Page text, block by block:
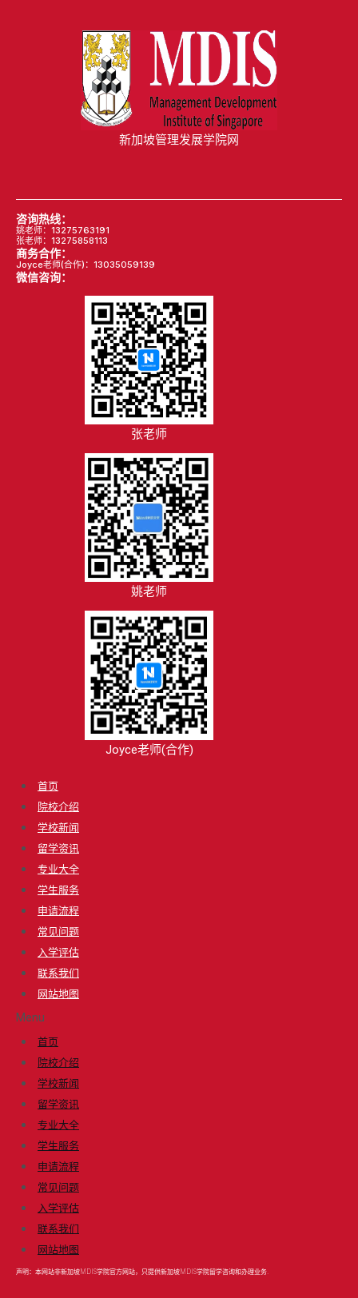
新加坡管理发展学院网
咨询热线：
姚老师：13275763191
张老师：13275858113
商务合作：
Joyce老师(合作)：13035059139
微信咨询：
张老师
姚老师
Joyce老师(合作)
首页
院校介绍
学校新闻
留学资讯
专业大全
学生服务
申请流程
常见问题
入学评估
联系我们
网站地图
Menu
首页
院校介绍
学校新闻
留学资讯
专业大全
学生服务
申请流程
常见问题
入学评估
联系我们
网站地图
声明：本网站非新加坡MDIS学院官方网站，只提供新加坡MDIS学院留学咨询和办理业务.